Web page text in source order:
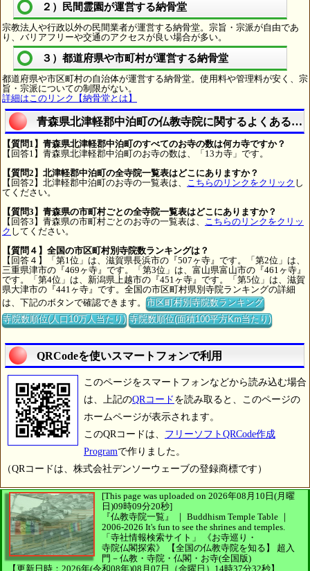
２）民間霊園が運営する納骨堂
宗教法人や行政以外の民間業者が運営する納骨堂。宗旨・宗派が自由であ
り、バリアフリーや交通のアクセスが良い場合が多い。
３）都道府県や市町村が運営する納骨堂
都道府県や市区町村の自治体が運営する納骨堂。使用料や管理料が安く、宗
旨・宗派についての制限がない。
詳細はこのリンク【納骨堂とは】
青森県北津軽郡中泊町の仏教寺院に関するよくある質
【質問1】青森県北津軽郡中泊町のすべてのお寺の数は何カ寺ですか？
【回答1】青森県北津軽郡中泊町のお寺の数は、「13カ寺」です。
【質問2】北津軽郡中泊町の全寺院一覧表はどこにありますか？
【回答2】北津軽郡中泊町のお寺の一覧表は、
こちらのリンクをクリック し
てください。
【質問3】青森県の市町村ごとの全寺院一覧表はどこにありますか？
【回答3】青森県の市町村ごとのお寺の一覧表は、
こちらのリンクをクリッ
ク してください。
【質問４】全国の市区町村別寺院数ランキングは？
【回答４】「第1位」は、滋賀県長浜市の『507ヶ寺』です。「第2位」は、
三重県津市の『469ヶ寺』です。「第3位」は、富山県富山市の『461ヶ寺』
です。「第4位」は、新潟県上越市の『451ヶ寺』です。「第5位」は、滋賀
県大津市の『441ヶ寺』です。全国の市区町村県別寺院ランキングの詳細
は、下記のボタンで確認できます。市区町村別寺院数ランキング
寺院数順位(人口10万人当たり) 寺院数順位(面積100平方Km当たり)
QRCodeを使いスマートフォンで利用
このページをスマートフォンなどから読み込む場合
は、上記のQRコード を読み取ると、このページの
ホームページが表示されます。
このQRコードは、 フリーソフトQRCode作成
Programで作りました。
（QRコードは、株式会社デンソーウェーブの登録商標です）
[This page was uploaded on 2026年08月10日(月曜
日)09時09分20秒]
『仏教寺院一覧』 ｜ Buddhism Temple Table ｜
2006-2026 It's fun to see the shrines and temples.
「寺社情報検索サイト」
《お寺巡り・
寺院仏閣探索》
【全国の仏教寺院を知る】
超入
門－仏教・寺院・仏閣・お寺(全国版)
【更新日時：2026年(令和08年)08月07日（金曜日）14時37分32秒】